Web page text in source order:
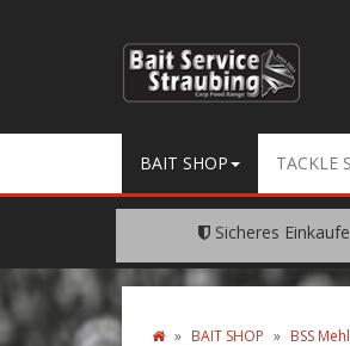
BAIT SHOP TACKLE
Sicheres
Dank SSL
BAIT SHOP BSS